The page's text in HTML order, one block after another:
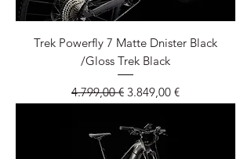
Trek Powerfly 7 Matte Dnister Black
/Gloss Trek Black
Standardpreis
4.799,00 € Sale-Preis
3.849,00 €